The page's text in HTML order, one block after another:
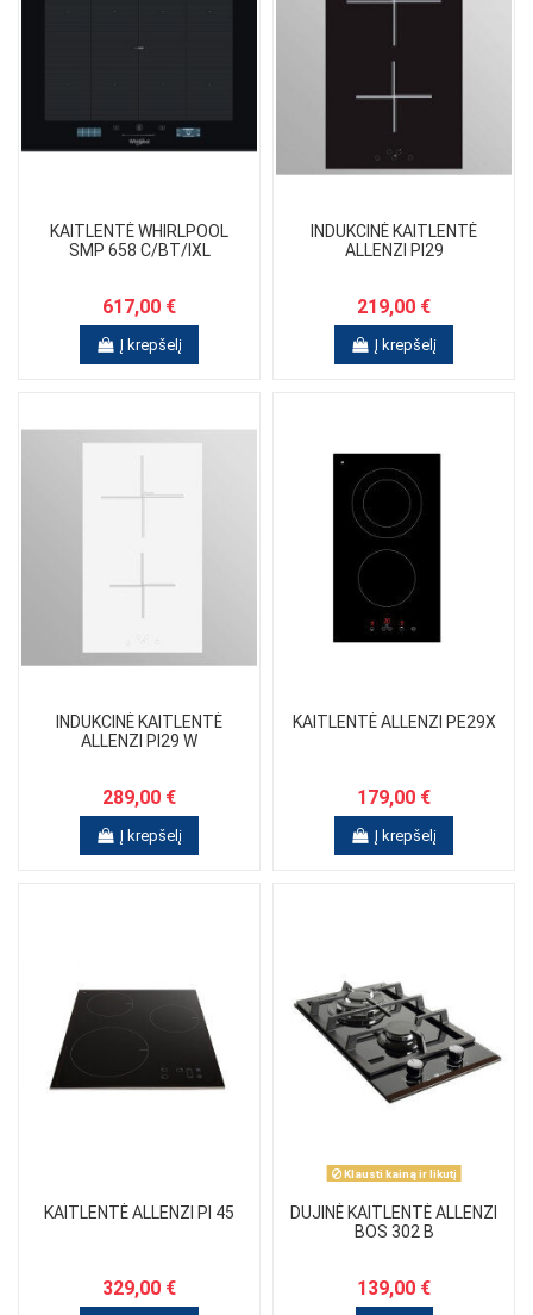
KAITLENTĖ WHIRLPOOL
SMP 658 C/BT/IXL
617,00 €
Į krepšelį
INDUKCINĖ KAITLENTĖ
ALLENZI PI29
219,00 €
Į krepšelį
INDUKCINĖ KAITLENTĖ
ALLENZI PI29 W
289,00 €
Į krepšelį
KAITLENTĖ ALLENZI PE29X
179,00 €
Į krepšelį
KAITLENTĖ ALLENZI PI 45
329,00 €
Klausti kainą ir likutį
DUJINĖ KAITLENTĖ ALLENZI
BOS 302 B
139,00 €